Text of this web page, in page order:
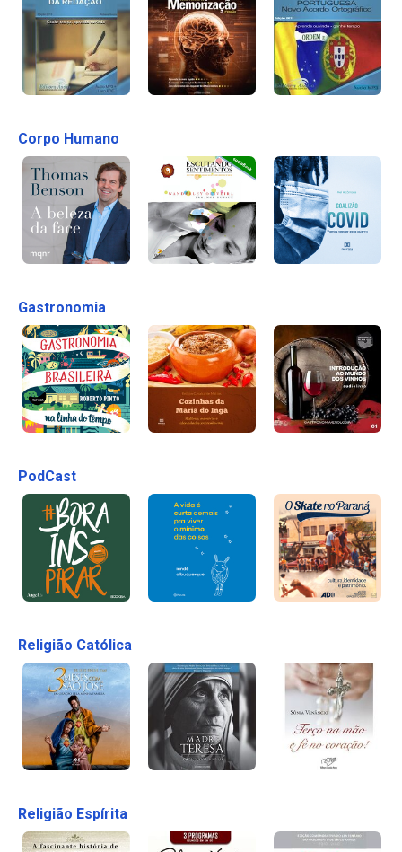
Corpo Humano
Gastronomia
PodCast
Religião Católica
Religião Espírita